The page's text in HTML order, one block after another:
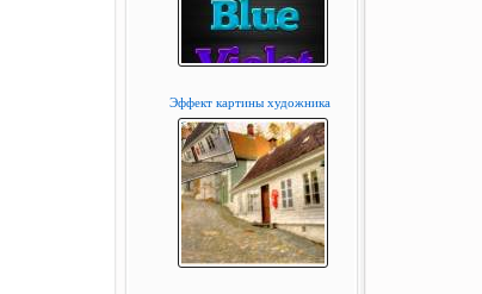
Эффект картины художника